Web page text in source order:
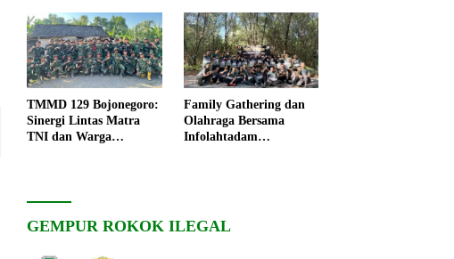
TMMD 129 Bojonegoro:
Sinergi Lintas Matra
TNI dan Warga
Family Gathering dan
Olahraga Bersama
Infolahtadam
GEMPUR ROKOK ILEGAL